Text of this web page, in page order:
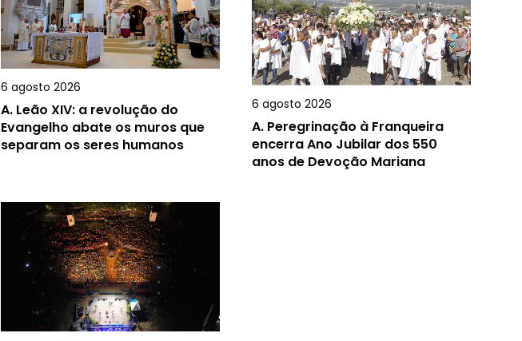
6 agosto 2026
A. Leão XIV: a revolução do
Evangelho abate os muros que
separam os seres humanos
6 agosto 2026
A. Peregrinação à Franqueira
encerra Ano Jubilar dos 550
anos de Devoção Mariana